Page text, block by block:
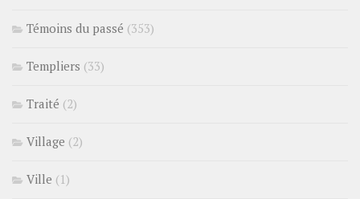
Témoins du passé (353)
Templiers (33)
Traité (2)
Village (2)
Ville (1)